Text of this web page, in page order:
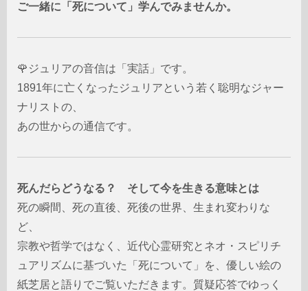
ご一緒に「死について」学んでみませんか。
🌹 ジュリアの音信は「実話」です。
1891年に亡くなったジュリアという若く聡明なジャー
ナリストの、
あの世からの通信です。
死んだらどうなる？ そして今を生きる意味とは
死の瞬間、死の直後、死後の世界、生まれ変わりな
ど、
宗教や哲学ではなく、近代心霊研究とネオ・スピリチ
ュアリズムに基づいた「死について」を、優しい絵の
紙芝居と語りでご覧いただきます。質疑応答でゆっく